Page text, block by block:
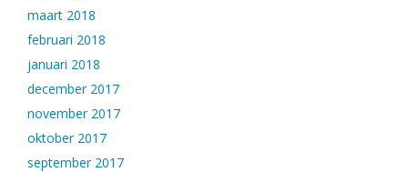
maart 2018
februari 2018
januari 2018
december 2017
november 2017
oktober 2017
september 2017